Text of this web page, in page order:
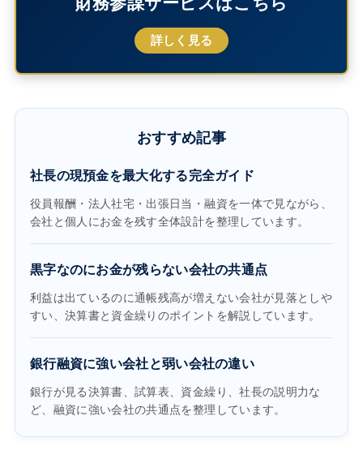
詳しく見る
おすすめ記事
社長の現預金を最大化する完全ガイド
役員報酬・法人社宅・出張日当・融資を一体で見ながら、
会社と個人にお金を残す全体設計を整理しています。
黒字なのにお金が残らない会社の共通点
利益は出ているのに通帳残高が増えない会社が見落としや
すい、決算書と資金繰りのポイントを解説しています。
銀行融資に強い会社と弱い会社の違い
銀行が見る決算書、試算表、資金繰り、社長の説明力な
ど、融資に強い会社の共通点を整理しています。